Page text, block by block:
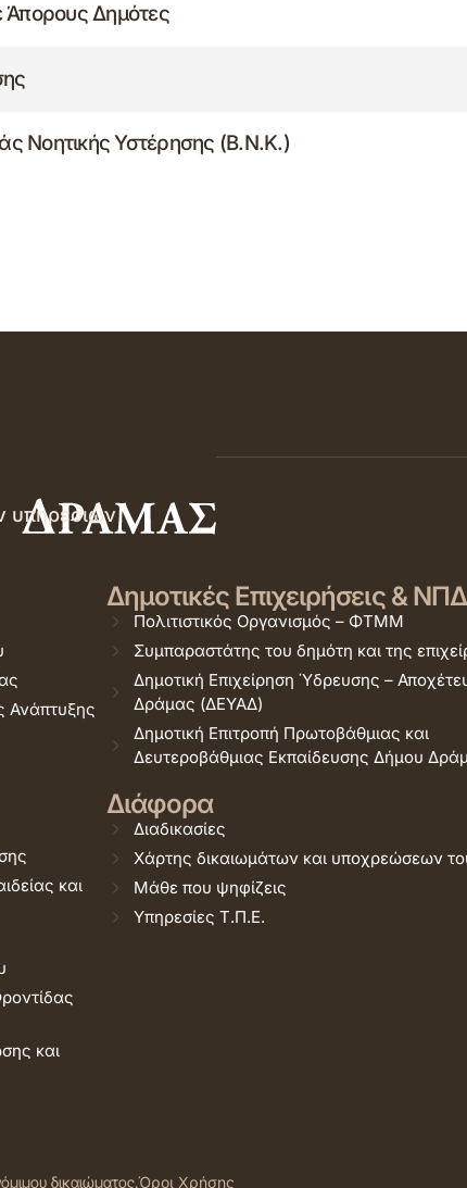
Δημότες
Νοητικής Υστέρησης (Β.Ν.Κ.)
υπηρεσιών
Ανάπτυξης
και
και
Δημοτικές Επιχειρήσεις &
Πολιτιστικός Οργανισμός – ΦΤΜΜ
Συμπαραστάτης του δημότη και της
Δημοτική Επιχείρηση Ύδρευσης –
Δράμας (ΔΕΥΑΔ)
Δημοτική Επιτροπή Πρωτοβάθμιας και
Δευτεροβάθμιας Εκπαίδευσης Δήμου
Διάφορα
Διαδικασίες
Χάρτης δικαιωμάτων και υποχρεώσεων
Μάθε που ψηφίζεις
Υπηρεσίες Τ.Π.Ε.
δικαιώματος.Όροι Χρήσης